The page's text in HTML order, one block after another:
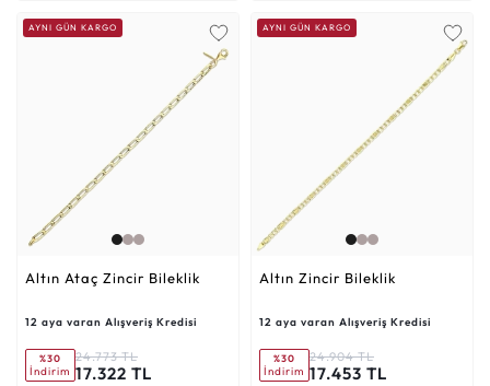
AYNI GÜN KARGO
Altın Ataç Zincir Bileklik
12 aya varan Alışveriş Kredisi
%30
İndirim
24.773 TL
17.322 TL
AYNI GÜN KARGO
Altın Zincir Bileklik
12 aya varan Alışveriş Kredisi
%30
İndirim
24.904 TL
17.453 TL